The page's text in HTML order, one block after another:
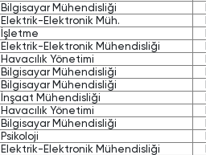
Bilgisayar Mühendisliği
Elektrik-Elektronik Müh.
İşletme
Elektrik-Elektronik Mühendisliği
Havacılık Yönetimi
Bilgisayar Mühendisliği
Bilgisayar Mühendisliği
İnşaat Mühendisliği
Havacılık Yönetimi
Bilgisayar Mühendisliği
Psikoloji
Elektrik-Elektronik Mühendisliği